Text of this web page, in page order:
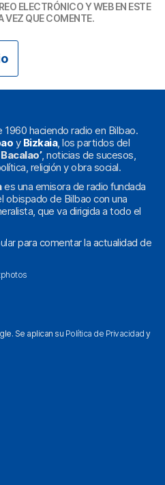
ELECTRÓNICO Y WEB EN ESTE
VEZ QUE COMENTE.
1960 haciendo radio en Bilbao.
y Bizkaia, los partidos del
, noticias de sucesos,
religión y obra social.
es una emisora de radio fundada
obispado de Bilbao con una
que va dirigida a todo el
para comentar la actualidad de
Se aplican su Política de Privacidad y